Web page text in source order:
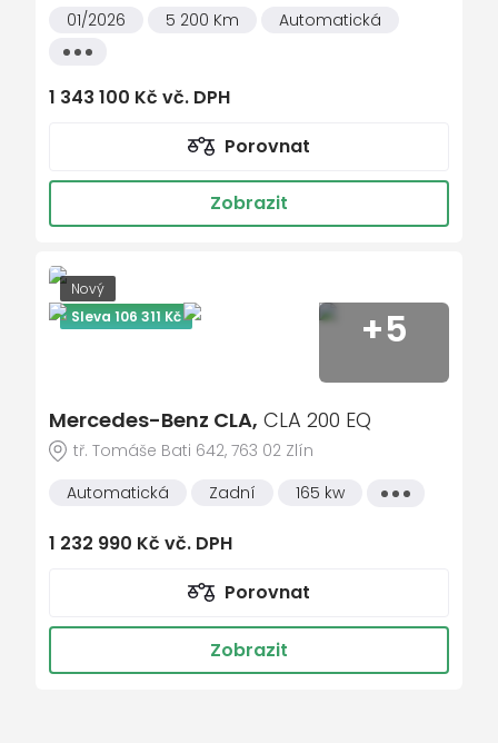
Digitální doplněk Asistent přizpůsobení
Digitální doplněk Asistent udržování
Digitální doplněk Automatický restart při
popojíždění v dopravní zácpě
Digitální doplněk MB.DRIVE PARKING ASSIST
Digitální doplněk MBUX Entertainment (3
Digitální doplněk MBUX Live Traffic
Information
Digitální doplněk Navigace MBUX
Digitální doplněk Příprava pro digitální
Digitální doplněk Sada pro smartphone
Digitální doplněk Standardní funkce
Digitální přijímač rozhlasového vysílání
01/2026
5 200 Km
Automatická
Všechny
1 343 100 Kč vč. DPH
Porovnat
Zobrazit
Nový
Sleva 106 311 Kč
+5
Mercedes-Benz CLA, CLA 200 EQ
tř. Tomáše Bati 642, 763 02 Zlín
Automatická
Zadní 165 kw
Všechny
1 232 990 Kč vč. DPH
Porovnat
Zobrazit